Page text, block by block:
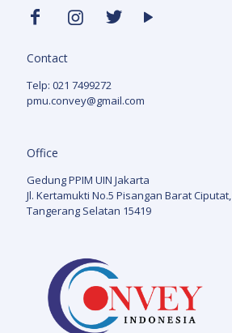
Contact
Telp: 021 7499272
pmu.convey@gmail.com
Office
Gedung PPIM UIN Jakarta
Jl. Kertamukti No.5 Pisangan Barat Ciputat,
Tangerang Selatan 15419